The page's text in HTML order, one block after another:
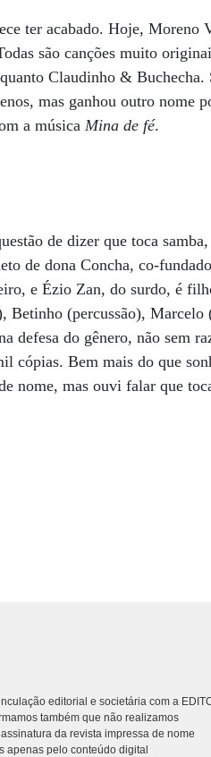
ter acabado. Hoje, Moreno
são canções muito
Claudinho &
mas ganhou outro nome
a músicaMina de fé.
de dizer que toca
de dona Concha, co-
e Ézio Zan, do surdo, é
Betinho (percussão),
defesa do gênero, não sem
cópias. Bem mais do que
nome, mas ouvi falar que
editorial e societária com a
também que não realizamos
da revista impressa de nome
apenas pelo conteúdo digital